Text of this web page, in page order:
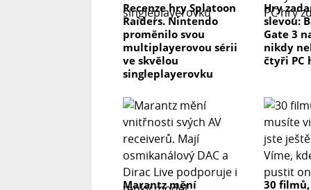
Recenze hry Splatoon
Raiders. Nintendo
proměnilo svou
multiplayerovou sérii
ve skvělou
singleplayerovku
Hry
slevou:
Gate 3
nikdy
čtyři PC
Marantz mění 30